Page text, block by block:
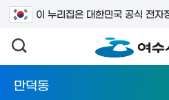
이 누리집은 대한민국 공식 전자
검색어를 입력하세요
만덕동